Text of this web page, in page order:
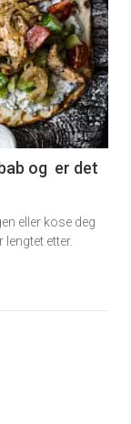
og er det
eller kose deg
etter.